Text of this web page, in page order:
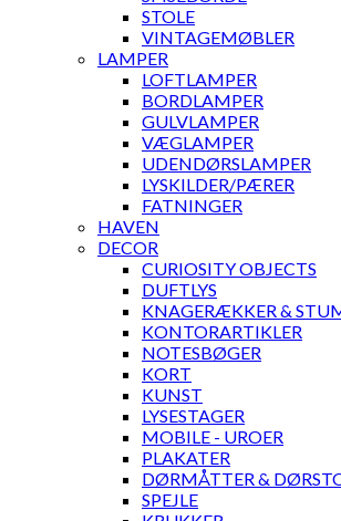
STOLE
VINTAGEMØBLER
LAMPER
LOFTLAMPER
BORDLAMPER
GULVLAMPER
VÆGLAMPER
UDENDØRSLAMPER
LYSKILDER/PÆRER
FATNINGER
HAVEN
DECOR
CURIOSITY OBJECTS
DUFTLYS
KNAGERÆKKER &
KONTORARTIKLER
NOTESBØGER
KORT
KUNST
LYSESTAGER
MOBILE - UROER
PLAKATER
DØRMÅTTER &
SPEJLE